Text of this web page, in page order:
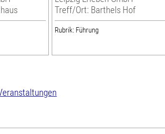
Treff/Ort: Barthels Hof
Rubrik: Führung